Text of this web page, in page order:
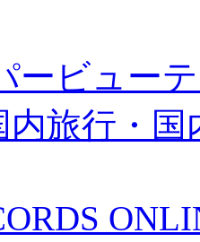
ービュー
内旅行・